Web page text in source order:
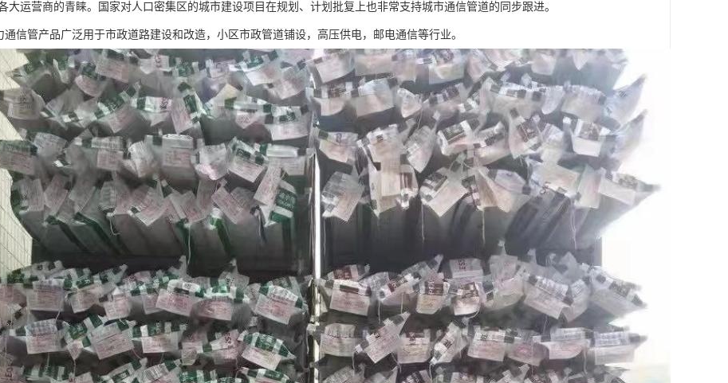
大运营商的青睐。国家对人口密集区的城市建设项目在规划、计划批复上也非常支持城市通信管道的同步跟进。
通信管产品广泛用于市政道路建设和改造，小区市政管道铺设，高压供电，邮电通信等行业。